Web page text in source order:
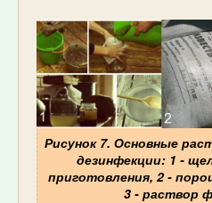
Рисунок 7. Основные
дезинфекции: 1 -
приготовления, 2 -
3 - раствор